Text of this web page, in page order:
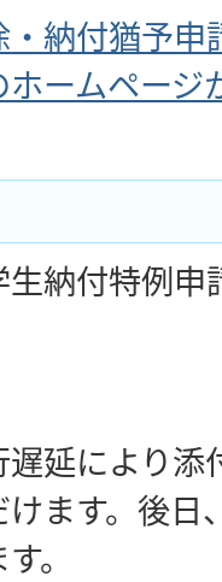
納付猶予
ームページ
生納付特例申
延により添
ます。後日
。